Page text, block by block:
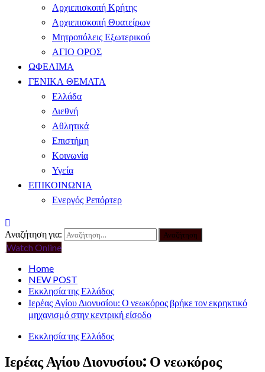
Αρχιεπισκοπή Κρήτης
Αρχιεπισκοπή Θυατείρων
Μητροπόλεις Εξωτερικού
ΑΓΙΟ ΟΡΟΣ
ΩΦΕΛΙΜΑ
ΓΕΝΙΚΑ ΘΕΜΑΤΑ
Ελλάδα
Διεθνή
Αθλητικά
Επιστήμη
Κοινωνία
Υγεία
ΕΠΙΚΟΙΝΩΝΙΑ
Ενεργός Ρεπόρτερ
Αναζήτηση για:
Watch Online
Home
NEW POST
Εκκλησία της Ελλάδος
Ιερέας Αγίου Διονυσίου: Ο νεωκόρος βρήκε τον εκρηκτικό
μηχανισμό στην κεντρική είσοδο
Εκκλησία της Ελλάδος
Ιερέας Αγίου Διονυσίου: Ο νεωκόρος